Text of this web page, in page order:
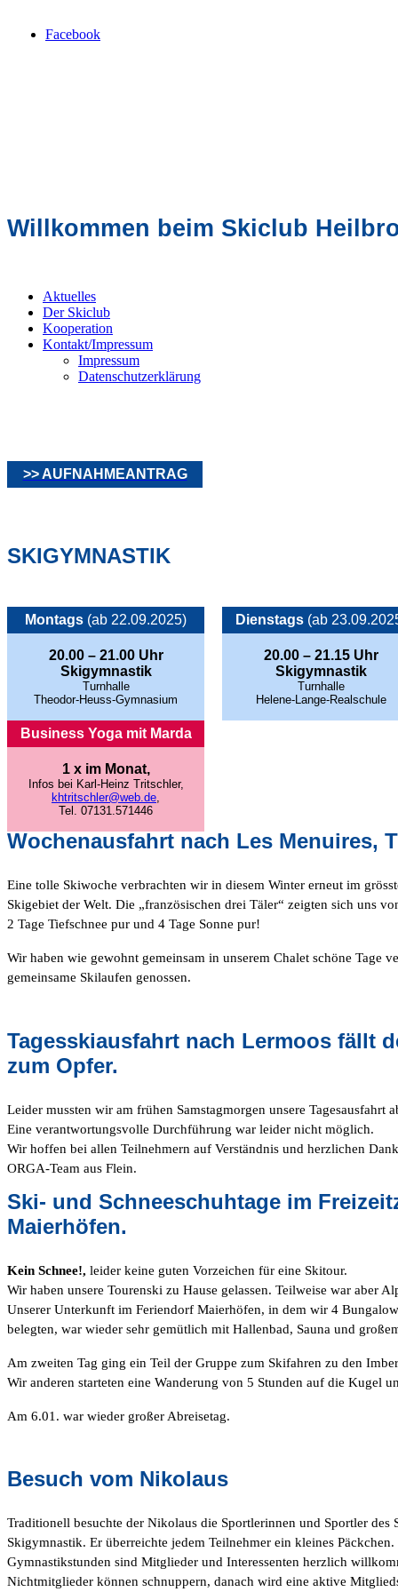
Facebook
Willkommen beim Skiclub
Aktuelles
Der Skiclub
Kooperation
Kontakt/Impressum
Impressum
Datenschutzerklärung
>> AUFNAHMEANTRAG
SKIGYMNASTIK
Montags (ab 22.09.2025)
20.00 – 21.00 Uhr
Skigymnastik
Turnhalle
Theodor-Heuss-Gymnasium
Dienstags(ab
20.00 – 21.15 Uhr
Skigymnastik
Turnhalle
Helene-Lange-Realschule
Business Yoga mit Marda
1 x im Monat,
Infos bei Karl-Heinz Tritschler,
khtritschler@web.de,
Tel. 07131.571446
Wochenausfahrt nach Les Menuires,
Eine tolle Skiwoche verbrachten wir in diesem Winter erneut im
Skigebiet der Welt. Die „französischen drei Täler“ zeigten sich uns
2 Tage Tiefschnee pur und 4 Tage Sonne pur!
Wir haben wie gewohnt gemeinsam in unserem Chalet schöne Tage
gemeinsame Skilaufen genossen.
Tagesskiausfahrt nach Lermoos fällt
zum Opfer.
Leider mussten wir am frühen Samstagmorgen unsere Tagesausfahrt
Eine verantwortungsvolle Durchführung war leider nicht möglich.
Wir hoffen bei allen Teilnehmern auf Verständnis und herzlichen
ORGA-Team aus Flein.
Ski- und Schneeschuhtage im
Maierhöfen.
Kein Schnee!, leider keine guten Vorzeichen für eine Skitour.
Wir haben unsere Tourenski zu Hause gelassen. Teilweise war aber
Unserer Unterkunft im Feriendorf Maierhöfen, in dem wir 4
belegten, war wieder sehr gemütlich mit Hallenbad, Sauna und
Am zweiten Tag ging ein Teil der Gruppe zum Skifahren zu den
Wir anderen starteten eine Wanderung von 5 Stunden auf die Kugel
Am 6.01. war wieder großer Abreisetag.
Besuch vom Nikolaus
Traditionell besuchte der Nikolaus die Sportlerinnen und Sportler
Skigymnastik. Er überreichte jedem Teilnehmer ein kleines Päckchen.
Gymnastikstunden sind Mitglieder und Interessenten herzlich
Nichtmitglieder können schnuppern, danach wird eine aktive